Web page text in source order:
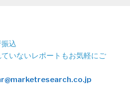
込
いないレポートもお気軽にご